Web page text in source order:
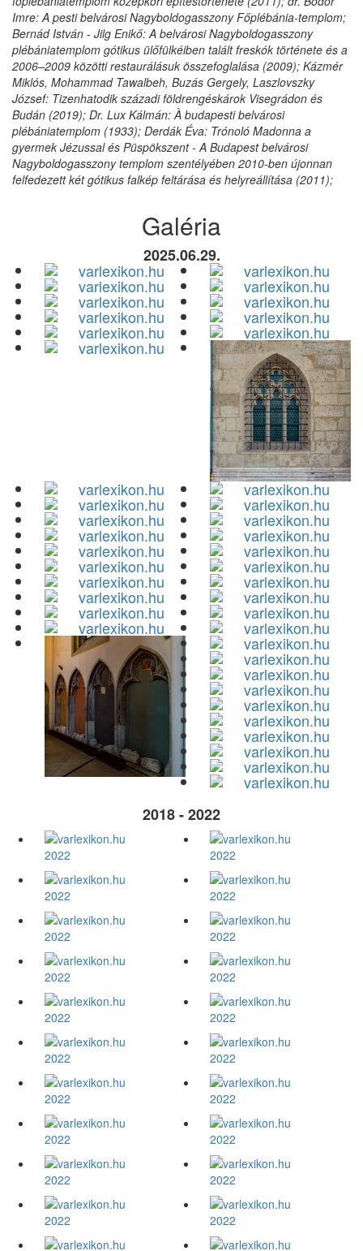
Imre: A pesti belvárosi Nagyboldogasszony Főplébánia-templom;
Bernád István - Jilg Enikő: A belvárosi Nagyboldogasszony
plébániatemplom gótikus ülőfülkéiben talált freskók története és a
2006–2009 közötti restaurálásuk összefoglalása (2009); Kázmér
Miklós, Mohammad Tawalbeh, Buzás Gergely, Laszlovszky
József: Tizenhatodik századi földrengéskárok Visegrádon és
Budán (2019); Dr. Lux Kálmán: À budapesti belvárosi
plébániatemplom (1933); Derdák Éva: Trónoló Madonna a
gyermek Jézussal és Püspökszent - A Budapest belvárosi
Nagyboldogasszony templom szentélyében 2010-ben újonnan
felfedezett két gótikus falkép feltárása és helyreállítása (2011);
Galéria
2025.06.29.
2018 - 2022
2022 2022
2022 2022
2022 2022
2022 2022
2022 2022
2022 2022
2022 2022
2022 2022
2022 2022
2022 2022